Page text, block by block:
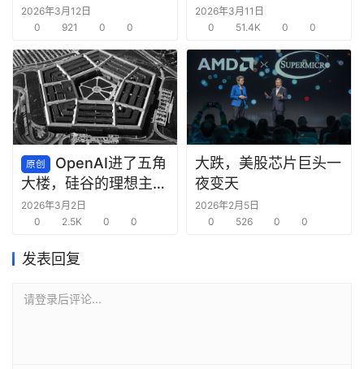
AI“毁掉”
2026年3月12日
0
921 0 0
2026年3月11日
0
51.4K 0 0
原创
OpenAI进了五角
大楼，硅谷的理想主义
死了
2026年3月2日
0
2.5K 0 0
大跌，美股芯片巨头一
夜变天
2026年2月5日
0
526 0 0
发表回复
请登录后评论...